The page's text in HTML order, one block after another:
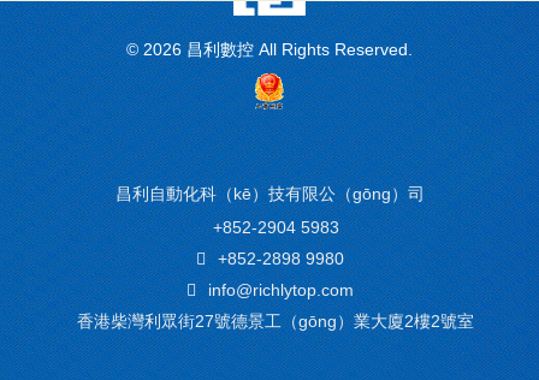
© 2026 昌利數控 All Rights Reserved.
昌利自動化科（kē）技有限公（gōng）司
+852-2904 5983
+852-2898 9980
info@richlytop.com
香港柴灣利眾街27號德景工（gōng）業大廈2樓2號室
红桃视频官网-红桃17·c18起草-17.c-起草红桃国际-17c红桃起草app免
费最新版下载